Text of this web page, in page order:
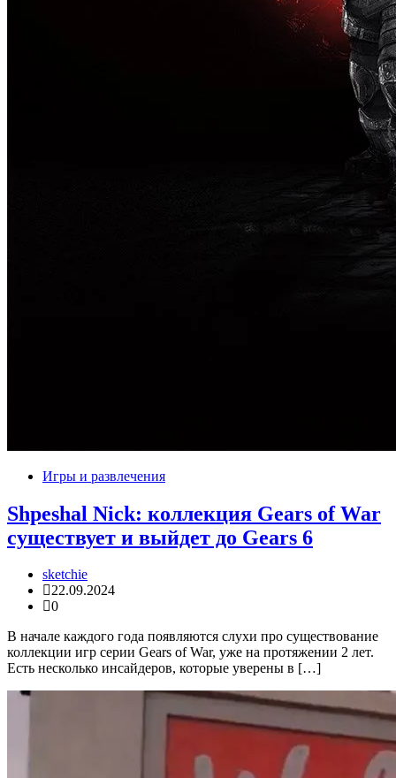
Игры и развлечения
Shpeshal Nick: коллекция Gears of War
существует и выйдет до Gears 6
sketchie
22.09.2024
0
В начале каждого года появляются слухи про существование
коллекции игр серии Gears of War, уже на протяжении 2 лет.
Есть несколько инсайдеров, которые уверены в […]